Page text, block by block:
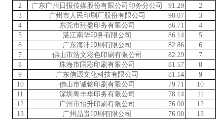
2
广东广州日报传媒股份有限公司印务分公司 91.29
2
3
广州市人民印刷厂股份有限公司 90.07
3
4
东莞市翔盈印务有限公司 86.71
4
5
湛江南华印务有限公司 86.14
5
6
广东海沣印刷有限公司 82.86
6
7
佛山市浩文彩色印刷有限公司 82.29
7
8
珠海市国彩印刷有限公司 81.57
8
9
广东信源文化科技有限公司 81.14
9
10
佛山市诚铭印刷有限公司 79.71
10
11
深圳粤丰华印务有限公司 78.14
11
12
广州市怡升印刷有限公司 76.00
12
13
广州晶贵印刷有限公司 76.00
13